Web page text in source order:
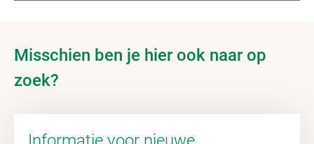
Misschien ben je hier ook naar op
zoek?